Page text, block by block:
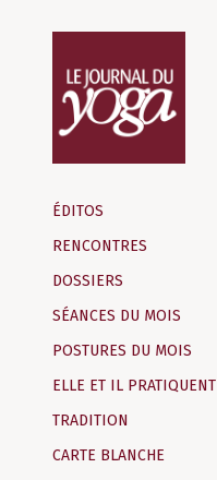
d‘information
indépendant
ÉDITOS
RENCONTRES
DOSSIERS
SÉANCES DU MOIS
POSTURES DU MOIS
ELLE ET IL PRATIQUENT
TRADITION
CARTE BLANCHE